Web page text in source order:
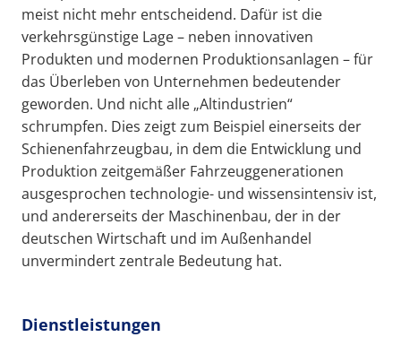
meist nicht mehr entscheidend. Dafür ist die
verkehrsgünstige Lage – neben innovativen
Produkten und modernen Produktionsanlagen – für
das Überleben von Unternehmen bedeutender
geworden. Und nicht alle „Altindustrien“
schrumpfen. Dies zeigt zum Beispiel einerseits der
Schienenfahrzeugbau, in dem die Entwicklung und
Produktion zeitgemäßer Fahrzeuggenerationen
ausgesprochen technologie- und wissensintensiv ist,
und andererseits der Maschinenbau, der in der
deutschen Wirtschaft und im Außenhandel
unvermindert zentrale Bedeutung hat.
Dienstleistungen